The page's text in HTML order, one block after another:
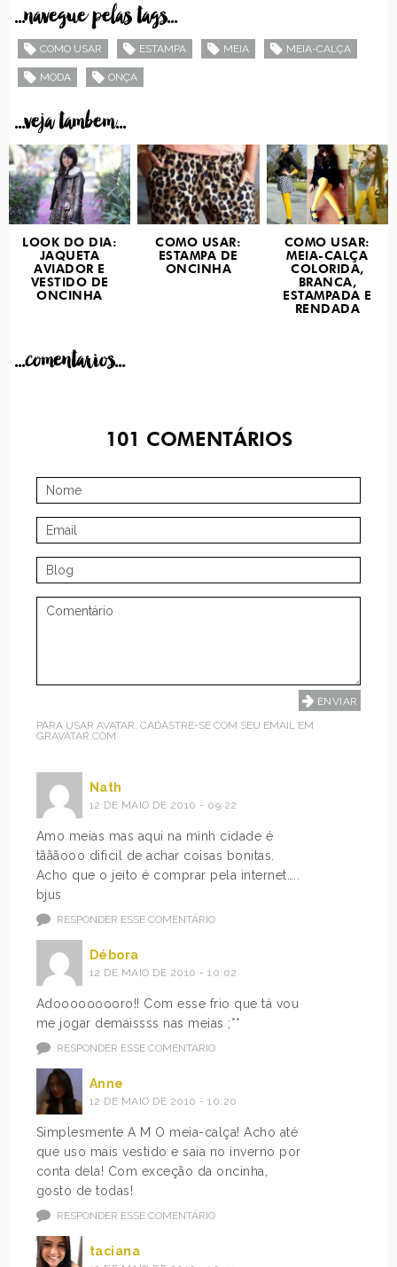
...navegue pelas tags...
COMO USAR ESTAMPA MEIA MEIA-CALÇA
MODA ONÇA
...veja tambem...
LOOK DO DIA:
JAQUETA
AVIADOR E
VESTIDO DE
ONCINHA
COMO USAR:
ESTAMPA DE
ONCINHA
COMO USAR:
MEIA-CALÇA
COLORIDA,
BRANCA,
ESTAMPADA E
RENDADA
...comentarios...
101 COMENTÁRIOS
PARA USAR AVATAR, CADASTRE-SE COM SEU EMAIL EM
GRAVATAR.COM
Nath
12 DE MAIO DE 2010 - 09:22
Amo meias mas aqui na minh cidade é
tãããooo dificil de achar coisas bonitas.
Acho que o jeito é comprar pela internet…..
bjus
RESPONDER ESSE COMENTÁRIO
Débora
12 DE MAIO DE 2010 - 10:02
Adooooooooro!! Com esse frio que tá vou
me jogar demaissss nas meias ;**
RESPONDER ESSE COMENTÁRIO
Anne
12 DE MAIO DE 2010 - 10:20
Simplesmente A M O meia-calça! Acho até
que uso mais vestido e saia no inverno por
conta dela! Com exceção da oncinha,
gosto de todas!
RESPONDER ESSE COMENTÁRIO
taciana